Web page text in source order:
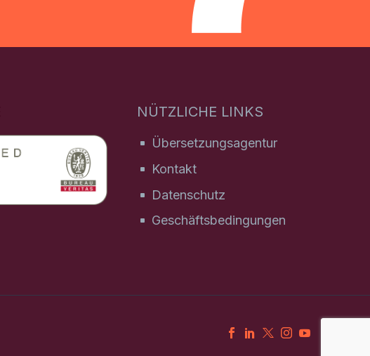
NÜTZLICHE LINKS
Übersetzungsagentur
Kontakt
Datenschutz
Geschäftsbedingungen